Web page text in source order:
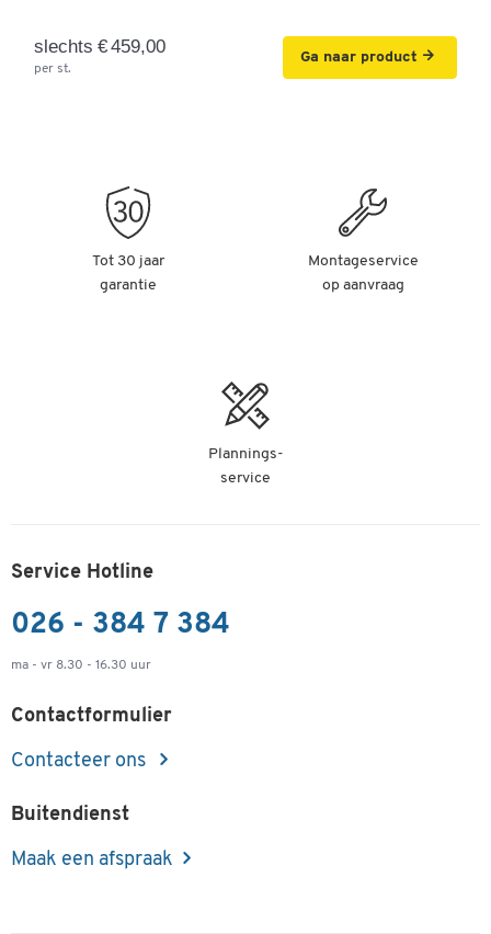
slechts € 459,00
per st.
Ga naar product
Tot 30 jaar
garantie
Montageservice
op aanvraag
Plannings-
service
Service Hotline
026 - 384 7 384
ma - vr 8.30 - 16.30 uur
Contactformulier
Contacteer ons
Buitendienst
Maak een afspraak